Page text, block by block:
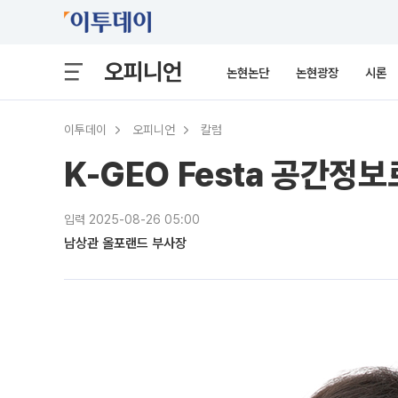
오피니언 논현논단 논현광장 시론
이투데이 오피니언 칼럼
K-GEO Festa 공간정보
입력 2025-08-26 05:00
남상관 올포랜드 부사장